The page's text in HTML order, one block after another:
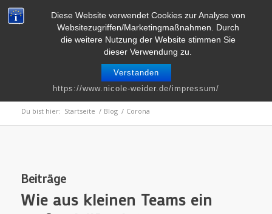
Diese Website verwendet Cookies zur Analyse von
Websitezugriffen/Marketingmaßnahmen. Durch
die weitere Nutzung der Website stimmen Sie
dieser Verwendung zu.
Verstanden
https://www.nicole-weider.de/impressum/
Schlagwortarchiv für: Corona
Du bist hier: Startseite / Blog / Corona
Beiträge
Wie aus klei­nen Teams ein